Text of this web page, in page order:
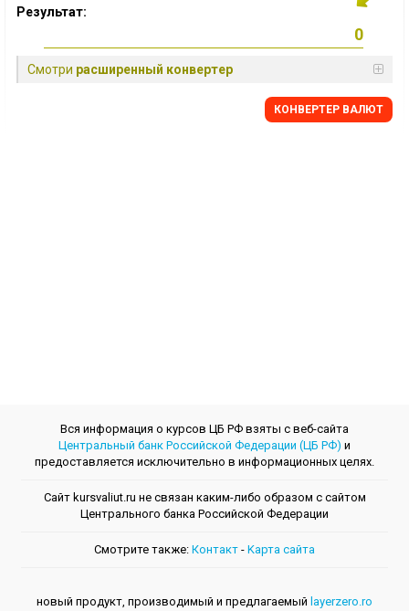
Результат:
Смотри расширенный конвертер
КОНВЕРТЕР ВАЛЮТ
Вся информация о курсов ЦБ РФ взяты с веб-сайта
Центральный банк Российской Федерации (ЦБ РФ) и
предоставляется исключительно в информационных целях.
Сайт kursvaliut.ru не связан каким-либо образом с сайтом
Центрального банкa Российской Федерации
Смотрите также: Контакт - Kарта сайта
новый продукт, производимый и предлагаемый layerzero.ro